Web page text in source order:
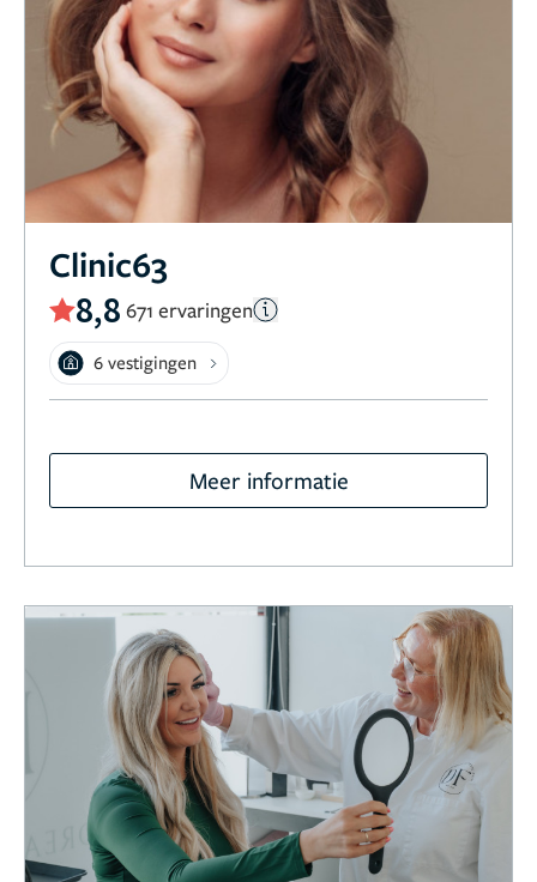
Clinic63
8,8 671 ervaringen
6 vestigingen
Meer informatie